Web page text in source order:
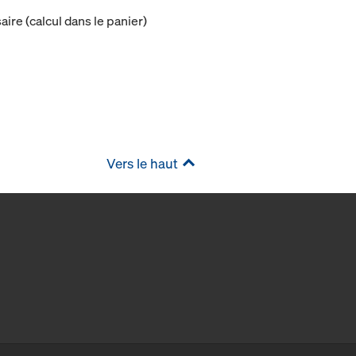
(calcul dans le panier)
Vers le haut